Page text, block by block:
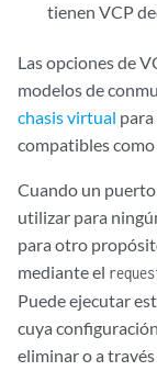
tienen VCP
Las opciones de
modelos de
chasis virtual
compatibles
Cuando un puerto
utilizar para
para otro
mediante el
Puede ejecutar
cuya
eliminar o a